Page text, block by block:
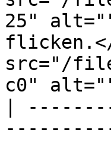
25"
src="/
c0"
|